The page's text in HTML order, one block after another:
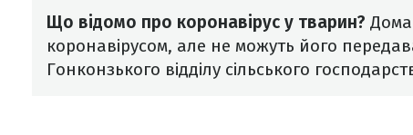
Що відомо про коронавірус у тварин?
коронавірусом, але не можуть його
Гонконзького відділу сільського